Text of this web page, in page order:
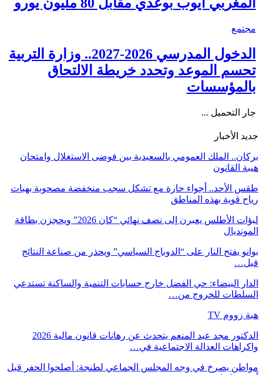
مجتمع
الدخول المدرسي 2026-2027.. وزارة التربية
تحسم الموعد وتحدد خريطة الالتحاق
بالمؤسسات
جار التحميل ...
جديد الأخبار
بركان.. الملك العمومي بالسعيدية بين فوضى الاستغلال وامتحان
هيبة القانون
طقس الأحد.. أجواء حارة مع تشكل سجب منخفضة مصحوبة بهبات
رياح قوية بهذه المناطق
لبؤات الأطلس يعبرن إلى نصف نهائي “كان 2026” ويحجزن بطاقة
المونديال
بوانو يفتح النار على “الدوباج السياسي” ويحذر من صناعة النتائج
قبل…
الدار البيضاء: حي الفضل خارج حسابات التنمية والساكنة تستدعي
السلطات للخروج من…
هبة زووم TV
الدكتور مجد عبد المنعم يتحدث عن رهانات قانون مالية 2026
واكراهات العدالة الاجتماعية في…
مواطن يصرخ في وجه المجلس الجماعي لطنجة: أصلحوا الحفر قبل